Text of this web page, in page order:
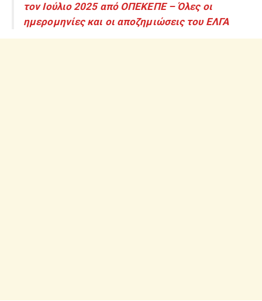
τον Ιούλιο 2025 από ΟΠΕΚΕΠΕ – Όλες οι
ημερομηνίες και οι αποζημιώσεις του ΕΛΓΑ